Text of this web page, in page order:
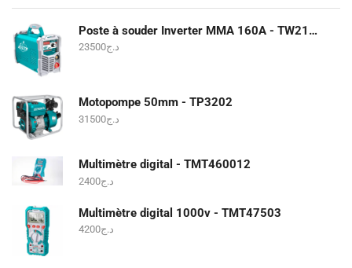
Poste à souder Inverter MMA 160A - TW21605
د.ج23500
Motopompe 50mm - TP3202
د.ج31500
Multimètre digital - TMT460012
د.ج2400
Multimètre digital 1000v - TMT47503
د.ج4200